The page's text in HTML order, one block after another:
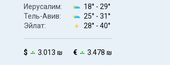
Иерусалим: 18° - 29°
Тель-Авив:
25° - 31°
Эйлат:
28° - 40°
$ 3.013 ₪ € 3.478 ₪